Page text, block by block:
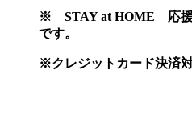
※ STAY at HOME 応援
です。
※クレジットカード決済